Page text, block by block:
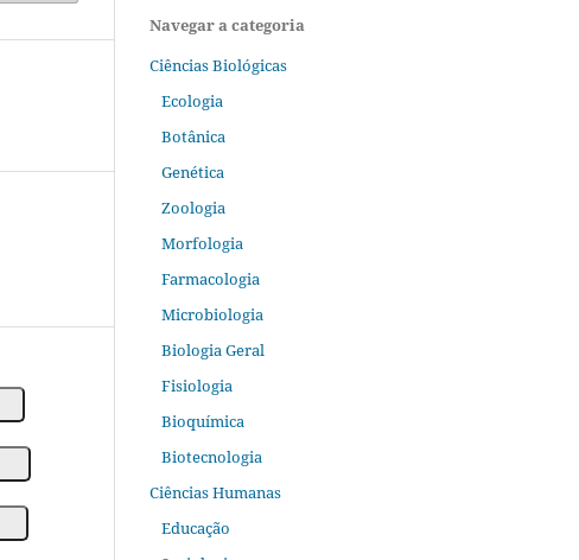
Navegar a categoria
Ciências Biológicas
Ecologia
Botânica
Genética
Zoologia
Morfologia
Farmacologia
Microbiologia
Biologia Geral
Fisiologia
Bioquímica
Biotecnologia
Ciências Humanas
Educação